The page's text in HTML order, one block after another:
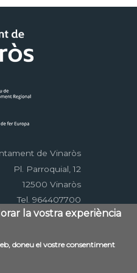
de Vinaròs
Pl. Parroquial, 12
12500 Vinaròs
Tel. 964407700
Mapa web
la vostra experiència
doneu el vostre consentiment